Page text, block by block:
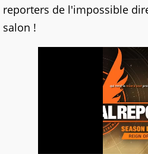
reporters de l'impossible
salon !